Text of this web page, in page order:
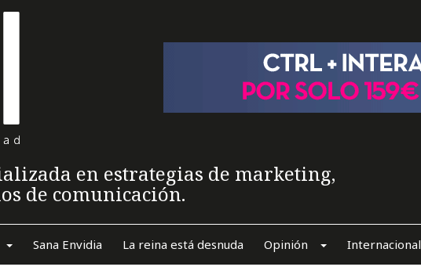
en estrategias de marketing,
de comunicación.
Sana Envidia La reina está desnuda Opinión Internacional